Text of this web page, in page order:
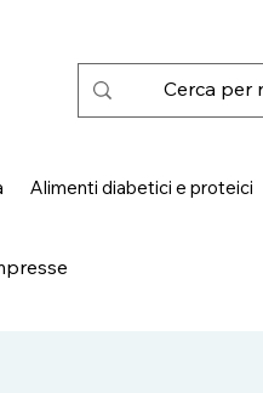
Alimenti diabetici e proteici